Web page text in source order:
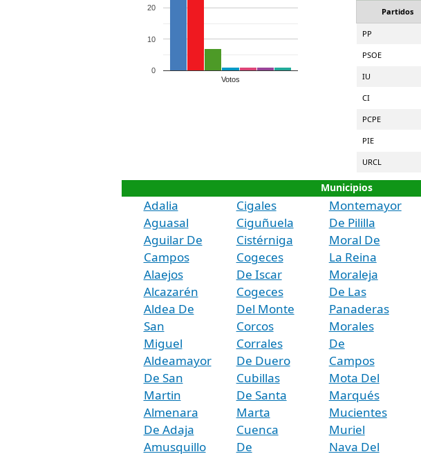
Votos
0
10
20 Partidos
PP
PSOE
IU
CI
PCPE
PIE
URCL
Municipios
Adalia
Aguasal
Aguilar De
Campos
Alaejos
Alcazarén
Aldea De
San
Miguel
Aldeamayor
De San
Martin
Almenara
De Adaja
Amusquillo
Cigales
Ciguñuela
Cistérniga
Cogeces
De Iscar
Cogeces
Del Monte
Corcos
Corrales
De Duero
Cubillas
De Santa
Marta
Cuenca
De
Montemayor
De Pililla
Moral De
La Reina
Moraleja
De Las
Panaderas
Morales
De
Campos
Mota Del
Marqués
Mucientes
Muriel
Nava Del